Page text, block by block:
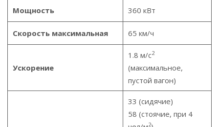
Мощность 360 кВт
Скорость максимальная 65 км/ч
Ускорение
1.8 м/с2
(максимальное,
пустой вагон)
33 (сидячие)
58 (стоячие, при 4
2